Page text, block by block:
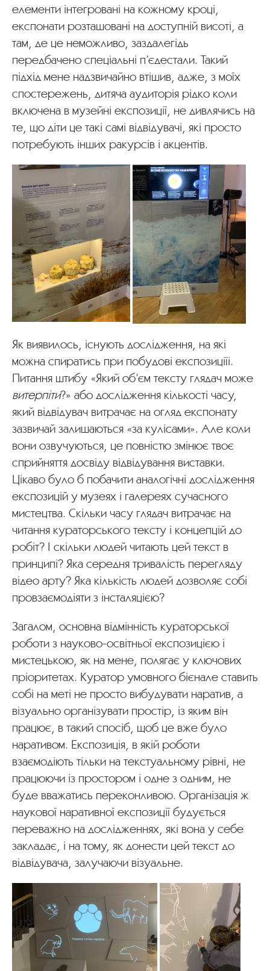
елементи інтегровані на кожному кроці,
експонати розташовані на доступній висоті, а
там, де це неможливо, заздалегідь
передбачено спеціальні п’єдестали. Такий
підхід мене надзвичайно втішив, адже, з моїх
спостережень, дитяча аудиторія рідко коли
включена в музейні експозиції, не дивлячись на
те, що діти це такі самі відвідувачі, які просто
потребують інших ракурсів і акцентів.
Як виявилось, існують дослідження, на які
можна спиратись при побудові експозиціїі.
Питання штибу «Який об’єм тексту глядач може
витерпіти?» або дослідження кількості часу,
який відвідувач витрачає на огляд експонату
зазвичай залишаються «за кулісами». Але коли
вони озвучуються, це повністю змінює твоє
сприйняття досвіду відвідування виставки.
Цікаво було б побачити аналогічні дослідження
експозицій у музеях і галереях сучасного
мистецтва. Скільки часу глядач витрачає на
читання кураторського тексту і концепцій до
робіт? І скільки людей читають цей текст в
принципі? Яка середня тривалість перегляду
відео арту? Яка кількість людей дозволяє собі
провзаємодіяти з інсталяцією?
Загалом, основна відмінність кураторської
роботи з науково-освітньої експозицією і
мистецькою, як на мене, полягає у ключових
пріоритетах. Куратор умовного бієнале ставить
собі на меті не просто вибудувати наратив, а
візуально організувати простір, із яким він
працює, в такий спосіб, щоб це вже було
наративом. Експозиція, в якій роботи
взаємодіють тільки на текстуальному рівні, не
працюючи із простором і одне з одним, не
буде вважатись переконливою. Організація ж
наукової наративної експозиції будується
переважно на дослідженнях, які вона у себе
закладає, і на тому, як донести цей текст до
відвідувача, залучаючи візуальне.